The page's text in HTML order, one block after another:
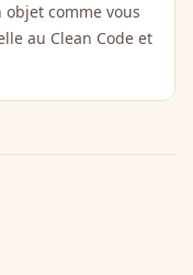
comme vous
au Clean Code et